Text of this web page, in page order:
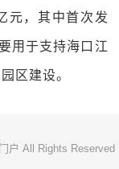
元，其中首次发
用于支持海口江
区建设。
户 All Rights Reserved